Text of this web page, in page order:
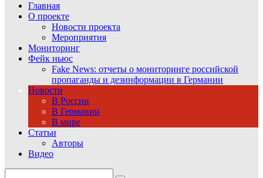
Главная
О проекте
Новости проекта
Мероприятия
Мониторинг
Фейк ньюс
Fake News: отчеты о мониторинге российской
пропаганды и дезинформации в Германии
Новости
В России
В Германии
В мире
Статьи
Авторы
Видео